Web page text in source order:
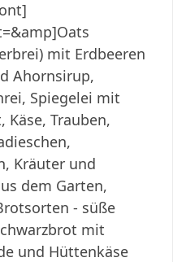
mit Erdbeeren
Ahornsirup,
Spiegelei mit
Käse, Trauben,
Kräuter und
dem Garten,
- süße
mit
und Hüttenkäse